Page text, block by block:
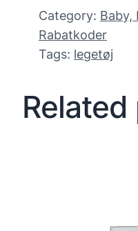
Category: Baby,
Rabatkoder
Tags: legetøj